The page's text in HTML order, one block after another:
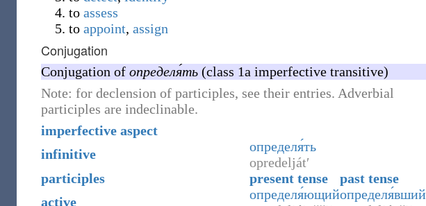
to assess
to appoint, assign
Conjugation
Conjugation of определя́ть (class 1a imperfective transitive)
Note: for declension of participles, see their entries. Adverbial
participles are indeclinable.
imperfective aspect
infinitive
определя́ть
opredeljátʹ
participles
present tense
past tense
active
определя́ющийопределя́вший